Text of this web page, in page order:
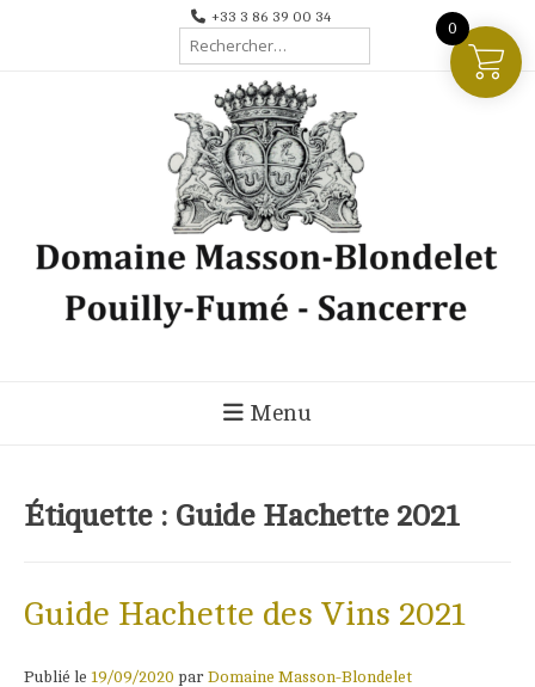
+33 3 86 39 00 34
Rechercher :
Menu
Étiquette : Guide Hachette 2021
Guide Hachette des Vins 2021
Publié le 19/09/2020 par Domaine Masson-Blondelet
0